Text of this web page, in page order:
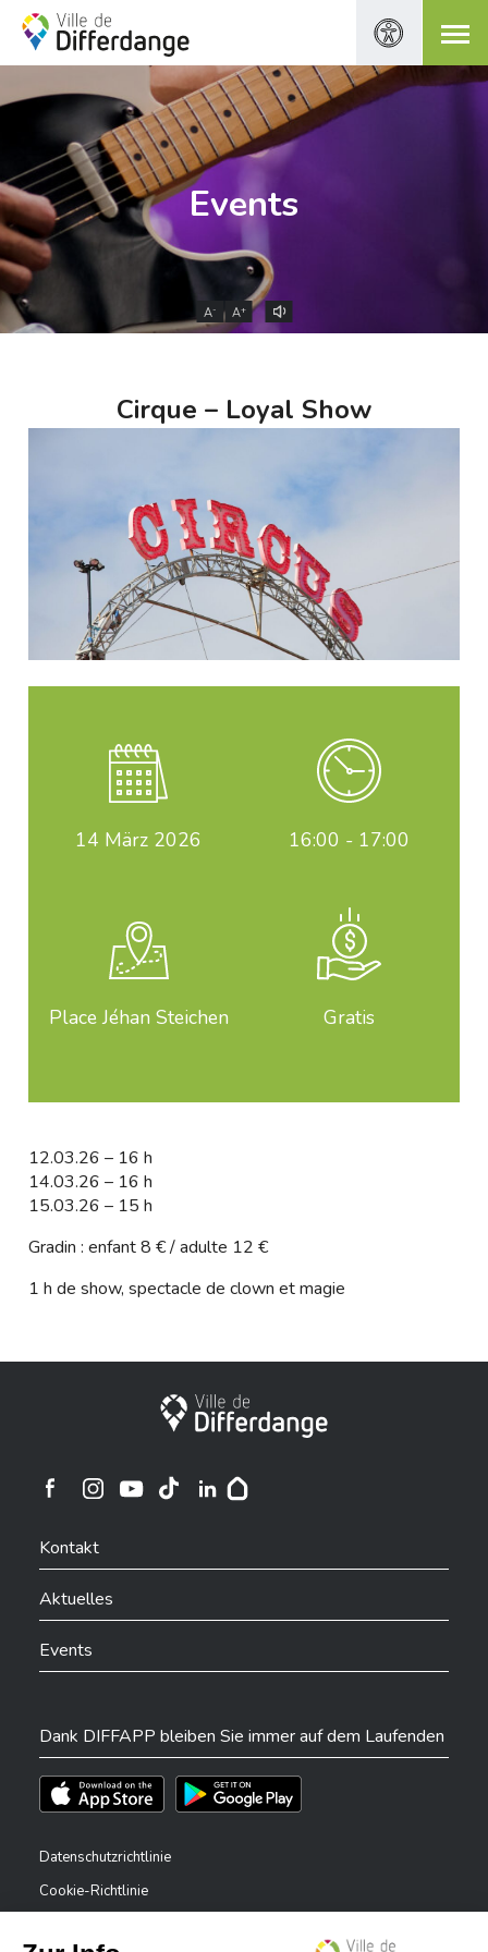
Events
A- A+
Cirque – Loyal Show
14 März 2026 16:00 - 17:00
Place Jéhan Steichen Gratis
12.03.26 – 16 h
14.03.26 – 16 h
15.03.26 – 15 h
Gradin : enfant 8 € / adulte 12 €
1 h de show, spectacle de clown et magie
Stadt Differdingen
Ville de Differdange sur Instagram
Kontakt
Aktuelles
Events
Dank DIFFAPP bleiben Sie immer auf dem Laufenden
Téléchargez l'app sur l'App StoreTéléchargez l'app sur Play Store
Datenschutzrichtlinie
Cookie-Richtlinie